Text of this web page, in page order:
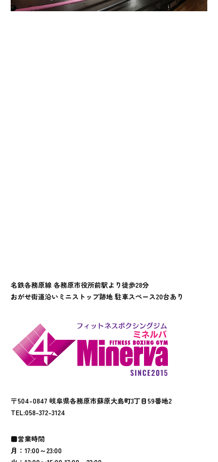
〒504-0847 岐阜県各務原市蘇原大島町3丁目59番地2
TEL:058-372-3124
■営業時間
月：17:00～23:00
名鉄各務原線 各務原市役所前駅より徒歩28分
おがせ街道沿いミニストップ跡地 駐車スペース20台あり